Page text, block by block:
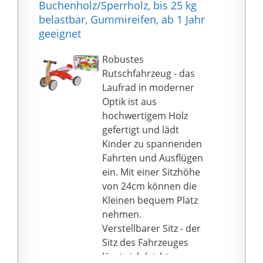
Robust und
Komfortabel - Das
rutschfestem EVA-Griff
und weichem Stützsitz
ausgestattet. Sie
können eine Vielzahl
von Farben für Ihr Baby
wählen, um Fahrrad zu
fahren.
Das perfekte Geschenk
für Babys - unser
Laufrad hat
Sicherheitstests
bestanden und alle
Materialien und
Designs sind für Kinder
sich eine
Sitzhöhenrange von ca.
Die Griffe besitzen
Einschlagbegrenzungen
und verhindern so bei
Stürzen Quetschungen
an den Fingern
Buchenholz/Sperrholz, bis 25 kg
belastbar, Gummireifen, ab 1 Jahr
geeignet
Robustes
Rutschfahrzeug - das
Laufrad in moderner
Optik ist aus
hochwertigem Holz
gefertigt und lädt
Kinder zu spannenden
Fahrten und Ausflügen
ein. Mit einer Sitzhöhe
von 24cm können die
Kleinen bequem Platz
nehmen.
Verstellbarer Sitz - der
Sitz des Fahrzeuges
lässt sich leicht